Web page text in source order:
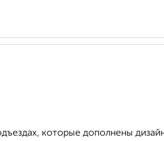
которые дополнены